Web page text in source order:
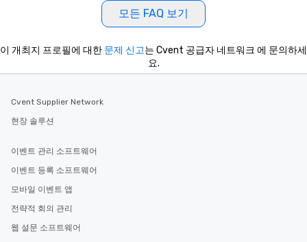
모든 FAQ 보기
이 개최지 프로필에 대한 문제 신고는 Cvent 공급자 네트워크 에 문의하세
요.
Cvent Supplier Network
현장 솔루션
이벤트 관리 소프트웨어
이벤트 등록 소프트웨어
모바일 이벤트 앱
전략적 회의 관리
웹 설문 소프트웨어